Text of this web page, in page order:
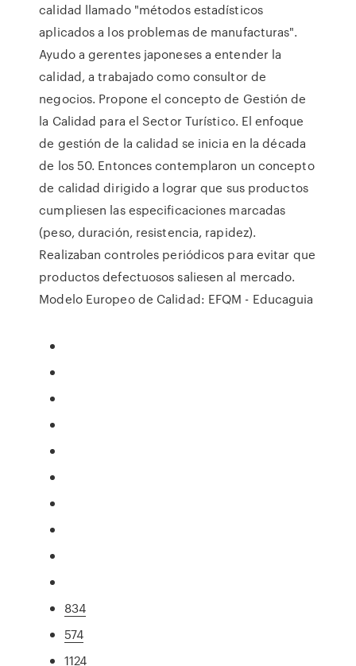
calidad llamado "métodos estadísticos
aplicados a los problemas de manufacturas".
Ayudo a gerentes japoneses a entender la
calidad, a trabajado como consultor de
negocios. Propone el concepto de Gestión de
la Calidad para el Sector Turístico. El enfoque
de gestión de la calidad se inicia en la década
de los 50. Entonces contemplaron un concepto
de calidad dirigido a lograr que sus productos
cumpliesen las especificaciones marcadas
(peso, duración, resistencia, rapidez).
Realizaban controles periódicos para evitar que
productos defectuosos saliesen al mercado.
Modelo Europeo de Calidad: EFQM - Educaguia
834
574
1124